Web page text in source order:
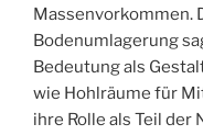
Massenvorkommen.
Bodenumlagerung
Bedeutung als
wie Hohlräume für
ihre Rolle als Teil der